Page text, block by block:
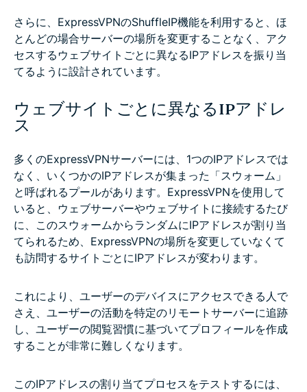
さらに、ExpressVPNのShuffleIP機能を利用すると、ほ
とんどの場合サーバーの場所を変更することなく、アク
セスするウェブサイトごとに異なるIPアドレスを振り当
てるように設計されています。
ウェブサイトごとに異なるIPアドレ
ス
多くのExpressVPNサーバーには、1つのIPアドレスでは
なく、いくつかのIPアドレスが集まった「スウォーム」
と呼ばれるプールがあります。ExpressVPNを使用して
いると、ウェブサーバーやウェブサイトに接続するたび
に、このスウォームからランダムにIPアドレスが割り当
てられるため、ExpressVPNの場所を変更していなくて
も訪問するサイトごとにIPアドレスが変わります。
これにより、ユーザーのデバイスにアクセスできる人で
さえ、ユーザーの活動を特定のリモートサーバーに追跡
し、ユーザーの閲覧習慣に基づいてプロフィールを作成
することが非常に難しくなります。
このIPアドレスの割り当てプロセスをテストするには、